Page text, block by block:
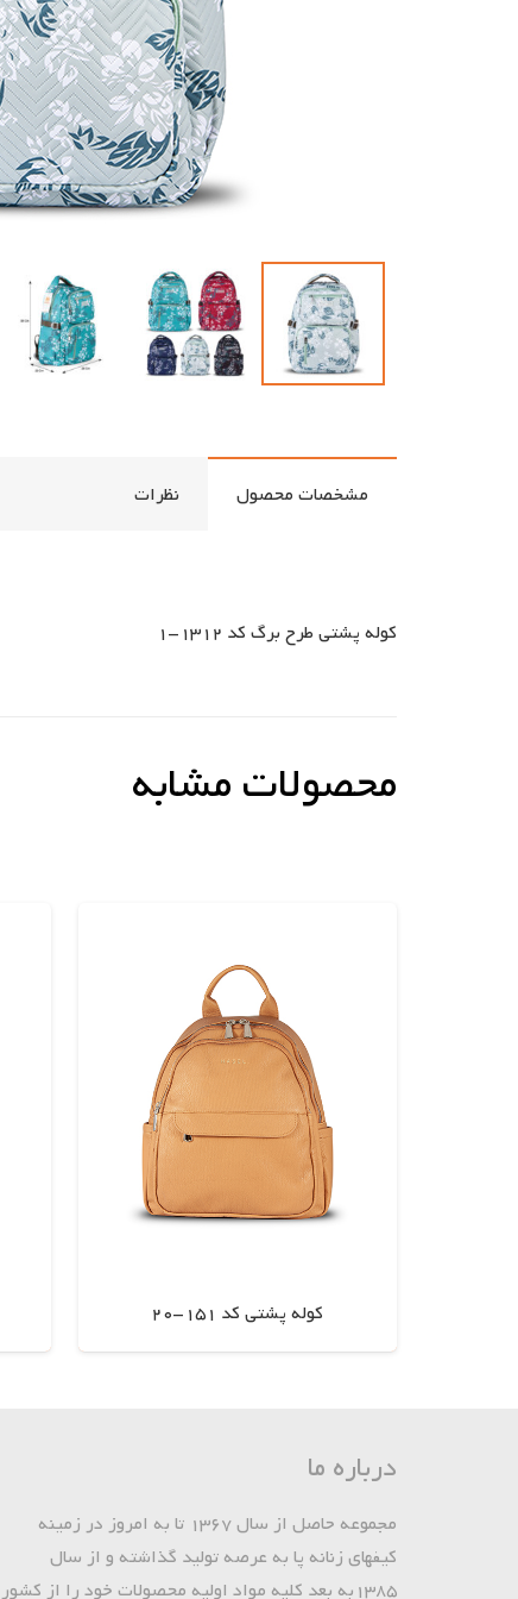
مشخصات محصول نظرات
کوله پشتی طرح برگ کد 1312-1
محصولات مشابه
کوله پشتی کد 151-20
اطلاعات بیشتر
درباره ما
مجموعه حاصل از سال 1367 تا به امروز در زمینه
کیفهای زنانه پا به عرصه تولید گذاشته و از سال
1385به بعد کلیه مواد اولیه محصولات خود را از کشور